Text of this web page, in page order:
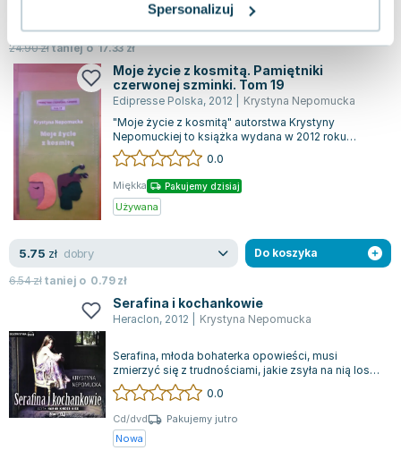
Spersonalizuj
24.90złtaniej o17.33zł
Moje życie z kosmitą. Pamiętniki
czerwonej szminki. Tom 19
Edipresse Polska, 2012
Krystyna Nepomucka
"Moje życie z kosmitą" autorstwa Krystyny
Nepomuckiej to książka wydana w 2012 roku
nakładem wydawnictwa Edipresse Książki. Jest t...
0.0
Miękka Pakujemy dzisiaj
Używana
5.75 zł dobry
6.54złtaniej o 0.79zł
Do koszyka
Serafina i kochankowie
Heraclon, 2012 Krystyna Nepomucka
Serafina, młoda bohaterka opowieści, musi
zmierzyć się z trudnościami, jakie zsyła na nią los
po utracie rodzinnego domu. Opiekę n...
0.0
Cd/dvd
Pakujemy jutro
Nowa